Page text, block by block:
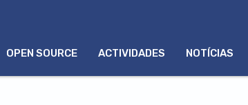
OPEN SOURCE ACTIVIDADES NOTÍCIAS